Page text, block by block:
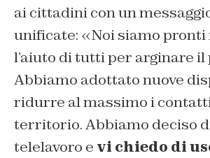
ai cittadini con un
unificate: «Noi siamo pronti
l’aiuto di tutti per arginare il
Abbiamo adottato nuove
ridurre al massimo i
territorio. Abbiamo deciso
telelavoro e vi chiedo di